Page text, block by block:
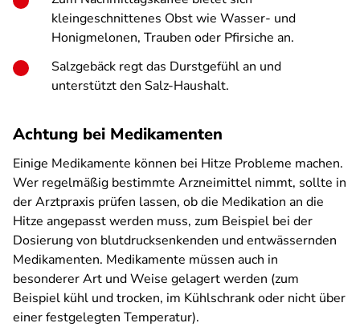
kleingeschnittenes Obst wie Wasser- und
Honigmelonen, Trauben oder Pfirsiche an.
Salzgebäck regt das Durstgefühl an und
unterstützt den Salz-Haushalt.
Achtung bei Medikamenten
Einige Medikamente können bei Hitze Probleme machen.
Wer regelmäßig bestimmte Arzneimittel nimmt, sollte in
der Arztpraxis prüfen lassen, ob die Medikation an die
Hitze angepasst werden muss, zum Beispiel bei der
Dosierung von blutdrucksenkenden und entwässernden
Medikamenten. Medikamente müssen auch in
besonderer Art und Weise gelagert werden (zum
Beispiel kühl und trocken, im Kühlschrank oder nicht über
einer festgelegten Temperatur).